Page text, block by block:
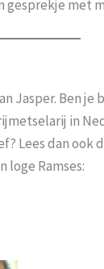
gesprekje met
Jasper. Ben je
in
Lees dan ook
loge Ramses: